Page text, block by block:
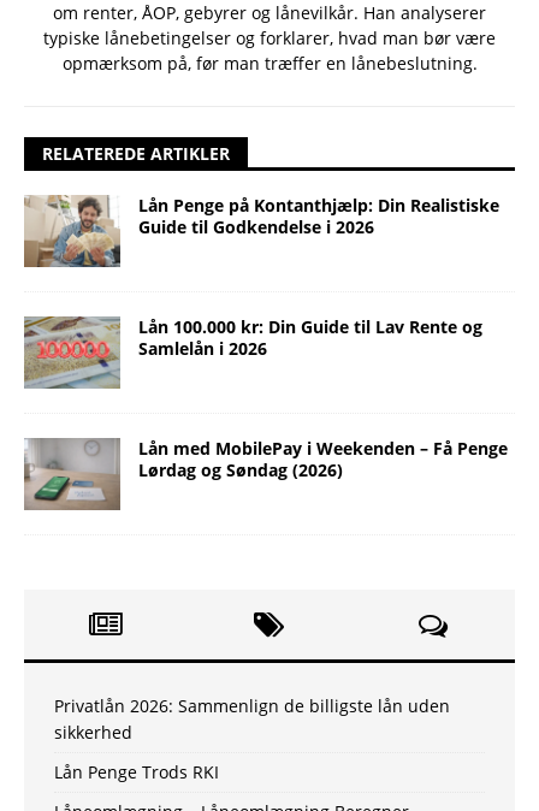
om renter, ÅOP, gebyrer og lånevilkår. Han analyserer
typiske lånebetingelser og forklarer, hvad man bør være
opmærksom på, før man træffer en lånebeslutning.
RELATEREDE ARTIKLER
Lån Penge på Kontanthjælp: Din Realistiske
Guide til Godkendelse i 2026
Lån 100.000 kr: Din Guide til Lav Rente og
Samlelån i 2026
Lån med MobilePay i Weekenden – Få Penge
Lørdag og Søndag (2026)
Privatlån 2026: Sammenlign de billigste lån uden
sikkerhed
Lån Penge Trods RKI